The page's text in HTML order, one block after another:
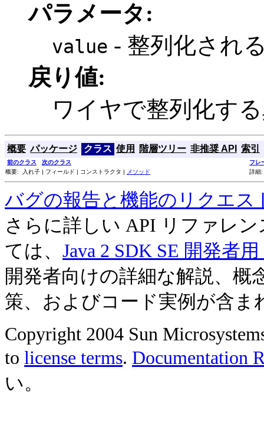
パラメータ:
value - 整列化され
戻り値:
ワイヤで整列化す
概要 パッケージ クラス 使用 階層ツリー 非推奨 API 索引
前のクラス 次のクラス
フレ
概要: 入れ子 | フィールド | コンストラクタ | メソッド 詳細
バグの報告と機能のリクエス
さらに詳しい API リファレ
ては、 Java 2 SDK SE 開発者
開発者向けの詳細な解説、概
策、およびコード実例が含ま
Copyright 2004 Sun
to license terms. Documentation
い。